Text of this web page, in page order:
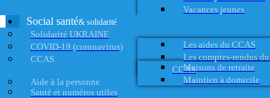
Vacances jeunes
Social santé& solidarité
Solidarité UKRAINE
COVID-19 (coronavirus)
CCAS
Les aides du CCAS
Les comptes-rendus du
CCAS
Aide à la personne
Maisons de retraite
Maintien à domicile
Santé et numéros utiles